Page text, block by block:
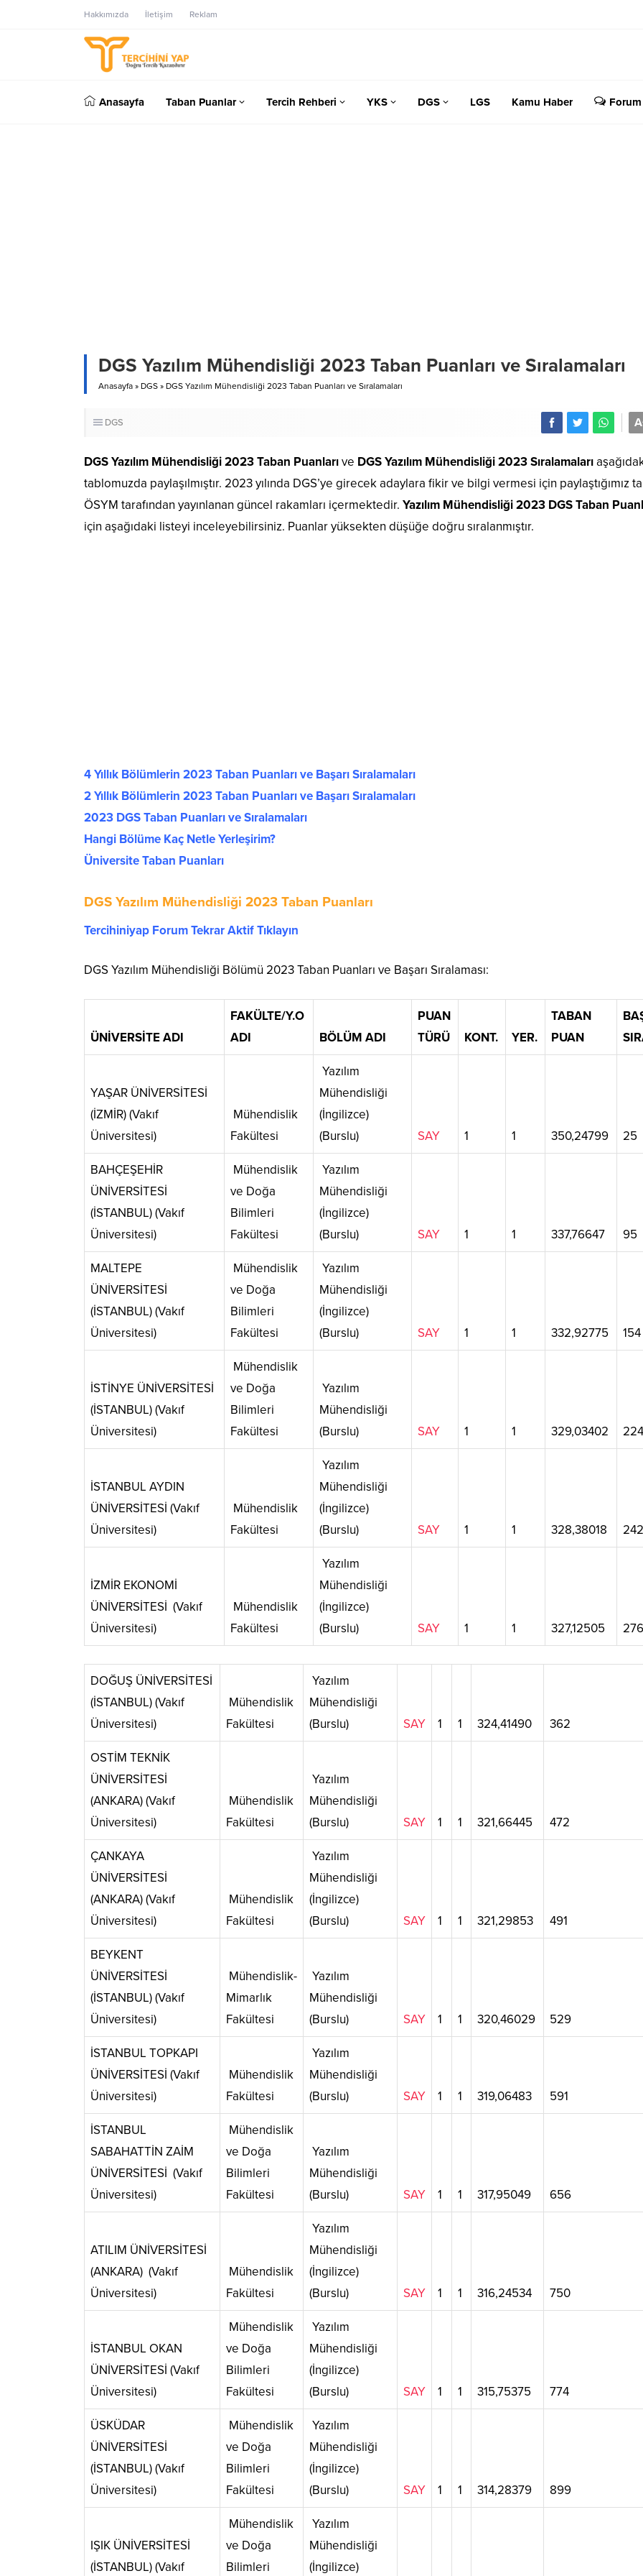
Hakkımızda İletişim Reklam
Anasayfa Taban Puanlar Tercih Rehberi YKS DGS LGS Kamu Haber Forum
DGS Yazılım Mühendisliği 2023 Taban Puanları ve Sıralamaları
Anasayfa » DGS » DGS Yazılım Mühendisliği 2023 Taban Puanları ve Sıralamaları
DGS A
DGS Yazılım Mühendisliği 2023 Taban Puanlarıve DGS Yazılım Mühendisliği 2023 Sıralamaları
tablomuzda paylaşılmıştır. 2023 yılında DGS’ye girecek adaylara fikir ve bilgi vermesi için paylaştığımız
ÖSYM tarafından yayınlanan güncel rakamları içermektedir. Yazılım Mühendisliği 2023 DGS Taban
için aşağıdaki listeyi inceleyebilirsiniz. Puanlar yüksekten düşüğe doğru sıralanmıştır.
4 Yıllık Bölümlerin 2023 Taban Puanları ve Başarı Sıralamaları
2 Yıllık Bölümlerin 2023 Taban Puanları ve Başarı Sıralamaları
2023 DGS Taban Puanları ve Sıralamaları
Hangi Bölüme Kaç Netle Yerleşirim?
Üniversite Taban Puanları
DGS Yazılım Mühendisliği 2023 Taban Puanları
Tercihiniyap Forum Tekrar Aktif Tıklayın
DGS Yazılım Mühendisliği Bölümü 2023 Taban Puanları ve Başarı Sıralaması:
ÜNİVERSİTE ADI
FAKÜLTE/Y.O
ADI
BÖLÜM ADI
PUAN
TÜRÜ
KONT. YER.
TABAN
PUAN
YAŞAR ÜNİVERSİTESİ
(İZMİR) (Vakıf
Üniversitesi)
Mühendislik
Fakültesi
Yazılım
Mühendisliği
(İngilizce)
(Burslu)
SAY 1 1 350,24799 25
BAHÇEŞEHİR
ÜNİVERSİTESİ
(İSTANBUL) (Vakıf
Üniversitesi)
Mühendislik
ve Doğa
Bilimleri
Fakültesi
Yazılım
Mühendisliği
(İngilizce)
(Burslu)
SAY 1 1 337,76647 95
MALTEPE
ÜNİVERSİTESİ
(İSTANBUL) (Vakıf
Üniversitesi)
Mühendislik
ve Doğa
Bilimleri
Fakültesi
Yazılım
Mühendisliği
(İngilizce)
(Burslu)
SAY 1 1 332,92775 154
İSTİNYE ÜNİVERSİTESİ
(İSTANBUL) (Vakıf
Üniversitesi)
Mühendislik
ve Doğa
Bilimleri
Fakültesi
Yazılım
Mühendisliği
(Burslu)
SAY 1 1 329,03402 224
İSTANBUL AYDIN
ÜNİVERSİTESİ (Vakıf
Üniversitesi)
Mühendislik
Fakültesi
Yazılım
Mühendisliği
(İngilizce)
(Burslu)
SAY 1 1 328,38018 242
İZMİR EKONOMİ
ÜNİVERSİTESİ (Vakıf
Üniversitesi)
Mühendislik
Fakültesi
Yazılım
Mühendisliği
(İngilizce)
(Burslu)
SAY 1 1 327,12505 276
DOĞUŞ ÜNİVERSİTESİ
(İSTANBUL) (Vakıf
Üniversitesi)
Mühendislik
Fakültesi
Yazılım
Mühendisliği
(Burslu)
SAY 1 1 324,41490 362
OSTİM TEKNİK
ÜNİVERSİTESİ
(ANKARA) (Vakıf
Üniversitesi)
Mühendislik
Fakültesi
Yazılım
Mühendisliği
(Burslu)
SAY 1 1 321,66445 472
ÇANKAYA
ÜNİVERSİTESİ
(ANKARA) (Vakıf
Üniversitesi)
Mühendislik
Fakültesi
Yazılım
Mühendisliği
(İngilizce)
(Burslu)
SAY 1 1 321,29853 491
BEYKENT
ÜNİVERSİTESİ
(İSTANBUL) (Vakıf
Üniversitesi)
Mühendislik-
Mimarlık
Fakültesi
Yazılım
Mühendisliği
(Burslu)
SAY 1 1 320,46029 529
İSTANBUL TOPKAPI
ÜNİVERSİTESİ (Vakıf
Üniversitesi)
Mühendislik
Fakültesi
Yazılım
Mühendisliği
(Burslu)
SAY 1 1 319,06483 591
İSTANBUL
SABAHATTİN ZAİM
ÜNİVERSİTESİ (Vakıf
Üniversitesi)
Mühendislik
ve Doğa
Bilimleri
Fakültesi
Yazılım
Mühendisliği
(Burslu)
SAY 1 1 317,95049 656
ATILIM ÜNİVERSİTESİ
(ANKARA) (Vakıf
Üniversitesi)
Mühendislik
Fakültesi
Yazılım
Mühendisliği
(İngilizce)
(Burslu)
SAY 1 1 316,24534 750
İSTANBUL OKAN
ÜNİVERSİTESİ (Vakıf
Üniversitesi)
Mühendislik
ve Doğa
Bilimleri
Fakültesi
Yazılım
Mühendisliği
(İngilizce)
(Burslu)
SAY 1 1 315,75375 774
ÜSKÜDAR
ÜNİVERSİTESİ
(İSTANBUL) (Vakıf
Üniversitesi)
Mühendislik
ve Doğa
Bilimleri
Fakültesi
Yazılım
Mühendisliği
(İngilizce)
(Burslu)
SAY 1 1 314,28379 899
IŞIK ÜNİVERSİTESİ
(İSTANBUL) (Vakıf
Mühendislik
ve Doğa
Bilimleri
Yazılım
Mühendisliği
(İngilizce)